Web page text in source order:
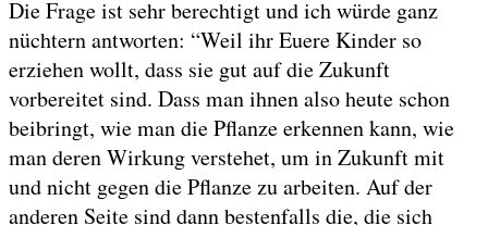
Die Frage ist sehr berechtigt und ich würde ganz
nüchtern antworten: “Weil ihr Euere Kinder so
erziehen wollt, dass sie gut auf die Zukunft
vorbereitet sind. Dass man ihnen also heute schon
beibringt, wie man die Pflanze erkennen kann, wie
man deren Wirkung verstehet, um in Zukunft mit
und nicht gegen die Pflanze zu arbeiten. Auf der
anderen Seite sind dann bestenfalls die, die sich